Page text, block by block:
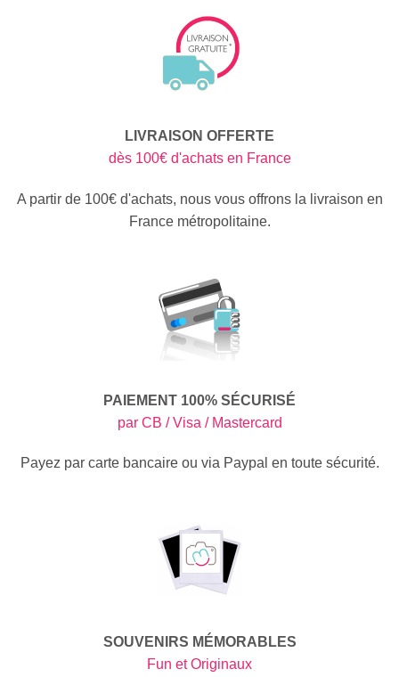
LIVRAISON OFFERTE
dès 100€ d'achats en France
A partir de 100€ d'achats, nous vous offrons la livraison en
France métropolitaine.
PAIEMENT 100% SÉCURISÉ
par CB / Visa / Mastercard
Payez par carte bancaire ou via Paypal en toute sécurité.
SOUVENIRS MÉMORABLES
Fun et Originaux